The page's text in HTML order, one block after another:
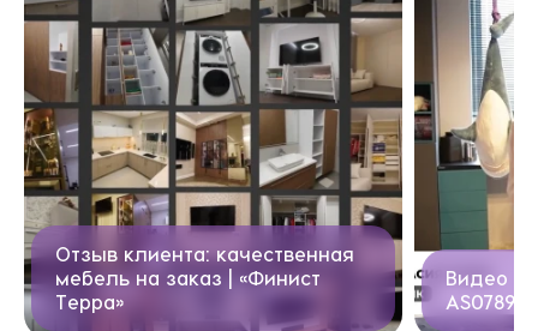
Отзыв клиента: качественная
мебель на заказ | «Финист
Терра»
Видео